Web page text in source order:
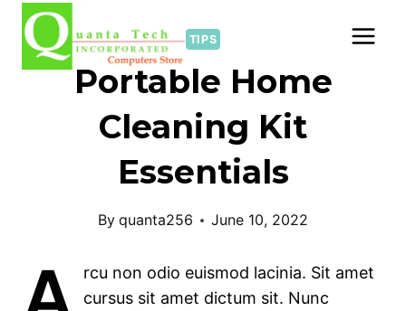
content
TIPS
Portable Home
Cleaning Kit
Essentials
By quanta256 June 10, 2022
rcu non odio euismod lacinia. Sit amet
cursus sit amet dictum sit. Nunc